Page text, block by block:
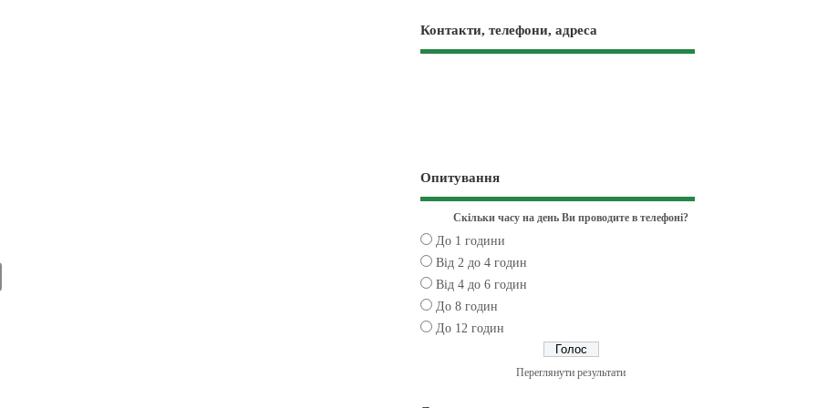
Контакти, телефони, адреса
Опитування
Скільки часу на день Ви проводите в телефоні?
До 1 години
Від 2 до 4 годин
Від 4 до 6 годин
До 8 годин
До 12 годин
Переглянути результати